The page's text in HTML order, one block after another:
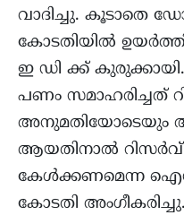
വാദിച്ചു. കൂടാതെ
കോടതിയിൽ
ഇ ഡി ക്ക്
പണം സമാഹരിച്ചത്
അനുമതിയോടെയും
ആയതിനാൽ റിസർവ്
കേൾക്കണമെന്ന
കോടതി